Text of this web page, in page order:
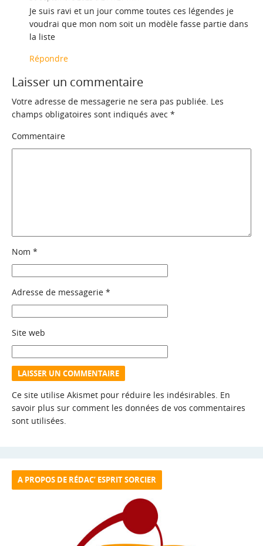
Je suis ravi et un jour comme toutes ces légendes je
voudrai que mon nom soit un modèle fasse partie dans
la liste
Répondre
Laisser un commentaire
Votre adresse de messagerie ne sera pas publiée. Les
champs obligatoires sont indiqués avec *
Commentaire
Nom *
Adresse de messagerie *
Site web
Ce site utilise Akismet pour réduire les indésirables. En
savoir plus sur comment les données de vos commentaires
sont utilisées.
A PROPOS DE RÉDAC’ ESPRIT SORCIER